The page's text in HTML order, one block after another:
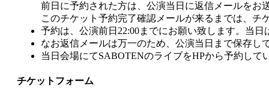
前日に予約された方は、公演当日に返信メールをお
このチケット予約完了確認メールが来るまでは、チ
予約は、公演前日22:00までにお願い致します。当
なお返信メールは万一のため、公演当日まで保存し
当日会場にてSABOTENのライブをHPから予約し
チケットフォーム